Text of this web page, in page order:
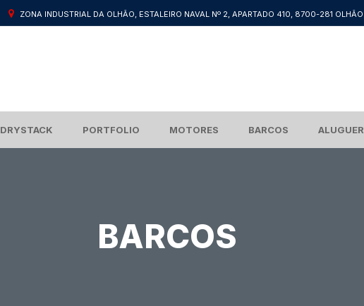
ZONA INDUSTRIAL DA OLHÃO, ESTALEIRO NAVAL Nº 2, APARTADO 410, 8700-281 OLHÃO
DRYSTACK PORTFOLIO MOTORES BARCOS ALUGUER
BARCOS